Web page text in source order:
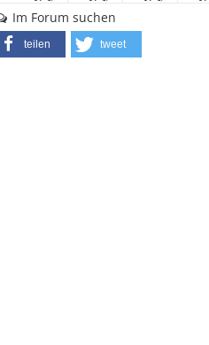
Im Forum suchen
teilen tweet